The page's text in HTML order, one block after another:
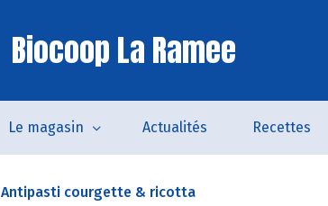
Biocoop La Ramee
Le magasin Actualités Recettes
Antipasti courgette & ricotta